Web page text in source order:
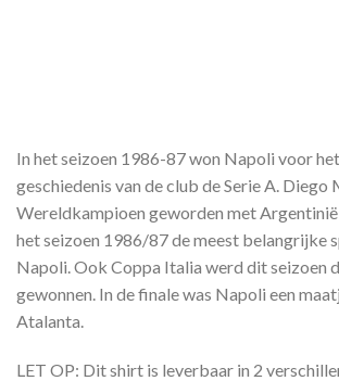
In het seizoen 1986-87 won Napoli voor
geschiedenis van de club de Serie A. Diego
Wereldkampioen geworden met Argentinië
het seizoen 1986/87 de meest belangrijke
Napoli. Ook Coppa Italia werd dit seizoen
gewonnen. In de finale was Napoli een
Atalanta.
LET OP: Dit shirt is leverbaar in 2